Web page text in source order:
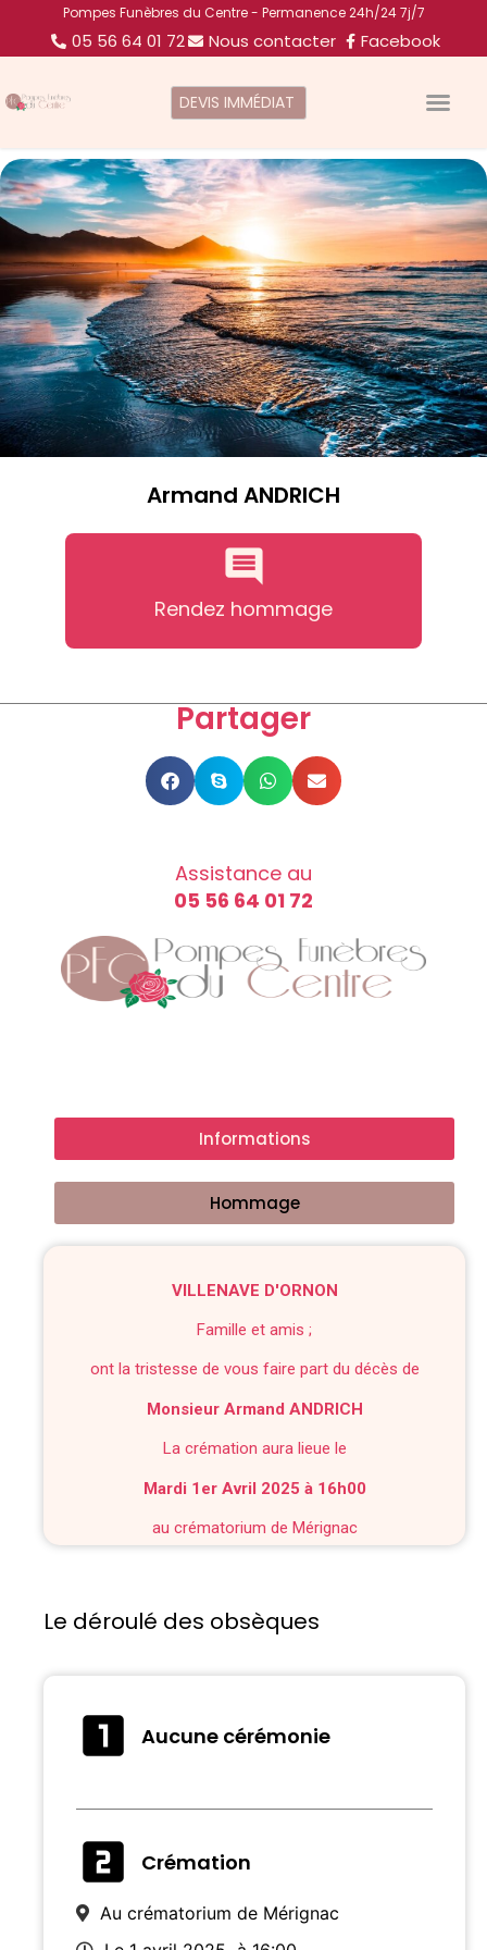
Pompes Funèbres du Centre - Permanence 24h/24 7j/7
05 56 64 01 72 Nous contacter Facebook
DEVIS IMMÉDIAT
Armand ANDRICH
Rendez hommage
Partager
Assistance au
05 56 64 01 72
Informations
Hommage
VILLENAVE D'ORNON
Famille et amis ;
ont la tristesse de vous faire part du décès de
Monsieur Armand ANDRICH
La crémation aura lieue le
Mardi 1er Avril 2025 à 16h00
au crématorium de Mérignac
Le déroulé des obsèques
Aucune cérémonie
Crémation
Au crématorium de Mérignac